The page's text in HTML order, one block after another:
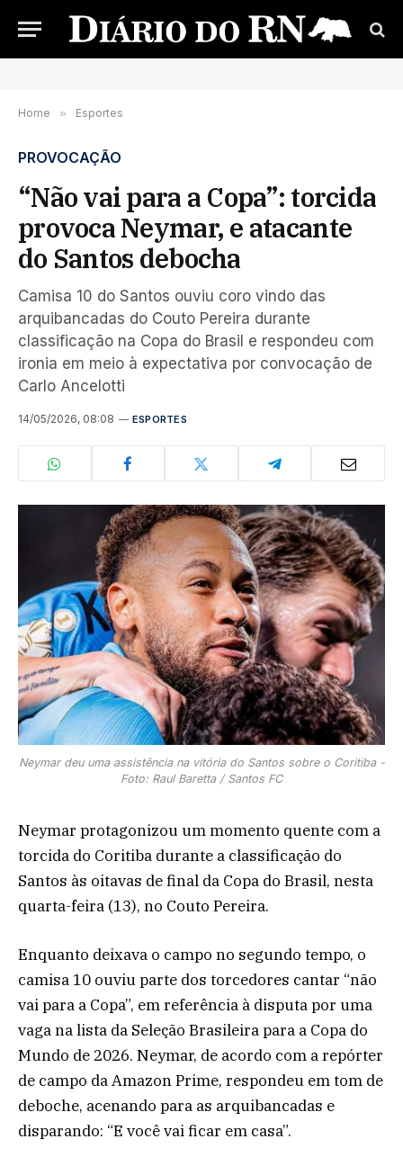
Home » Esportes
PROVOCAÇÃO
“Não vai para a Copa”: torcida
provoca Neymar, e atacante
do Santos debocha
Camisa 10 do Santos ouviu coro vindo das
arquibancadas do Couto Pereira durante
classificação na Copa do Brasil e respondeu com
ironia em meio à expectativa por convocação de
Carlo Ancelotti
14/05/2026, 08:08 ESPORTES
Neymar deu uma assistência na vitória do Santos sobre o Coritiba -
Foto: Raul Baretta / Santos FC
Neymar protagonizou um momento quente com a
torcida do Coritiba durante a classificação do
Santos às oitavas de final da Copa do Brasil, nesta
quarta-feira (13), no Couto Pereira.
Enquanto deixava o campo no segundo tempo, o
camisa 10 ouviu parte dos torcedores cantar “não
vai para a Copa”, em referência à disputa por uma
vaga na lista da Seleção Brasileira para a Copa do
Mundo de 2026. Neymar, de acordo com a repórter
de campo da Amazon Prime, respondeu em tom de
deboche, acenando para as arquibancadas e
disparando: “E você vai ficar em casa”.